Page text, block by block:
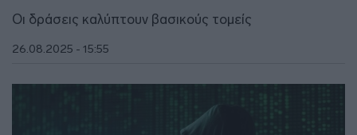
Οι δράσεις καλύπτουν βασικούς τομείς
26.08.2025 - 15:55